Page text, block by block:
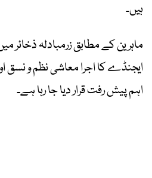
ہیں۔
ماہرین کے مطابق زرمبادلہ ذخائر
ایجنڈے کا اجرا معاشی نظم و نسق
اہم پیش رفت قرار دیا جا رہا ہے۔